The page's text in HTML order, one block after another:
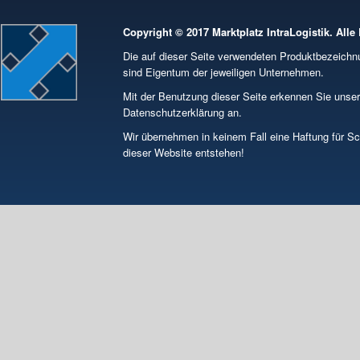
Copyright © 2017 Marktplatz IntraLogistik. Alle
Die auf dieser Seite verwendeten
sind Eigentum der jeweiligen Unternehmen.
Mit der Benutzung dieser Seite erkennen Sie
Datenschutzerklärung an.
Wir übernehmen in keinem Fall eine Haftung für
dieser Website entstehen!